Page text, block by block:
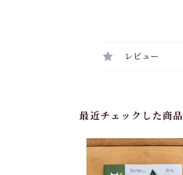
レビュー
最近チェックした商品